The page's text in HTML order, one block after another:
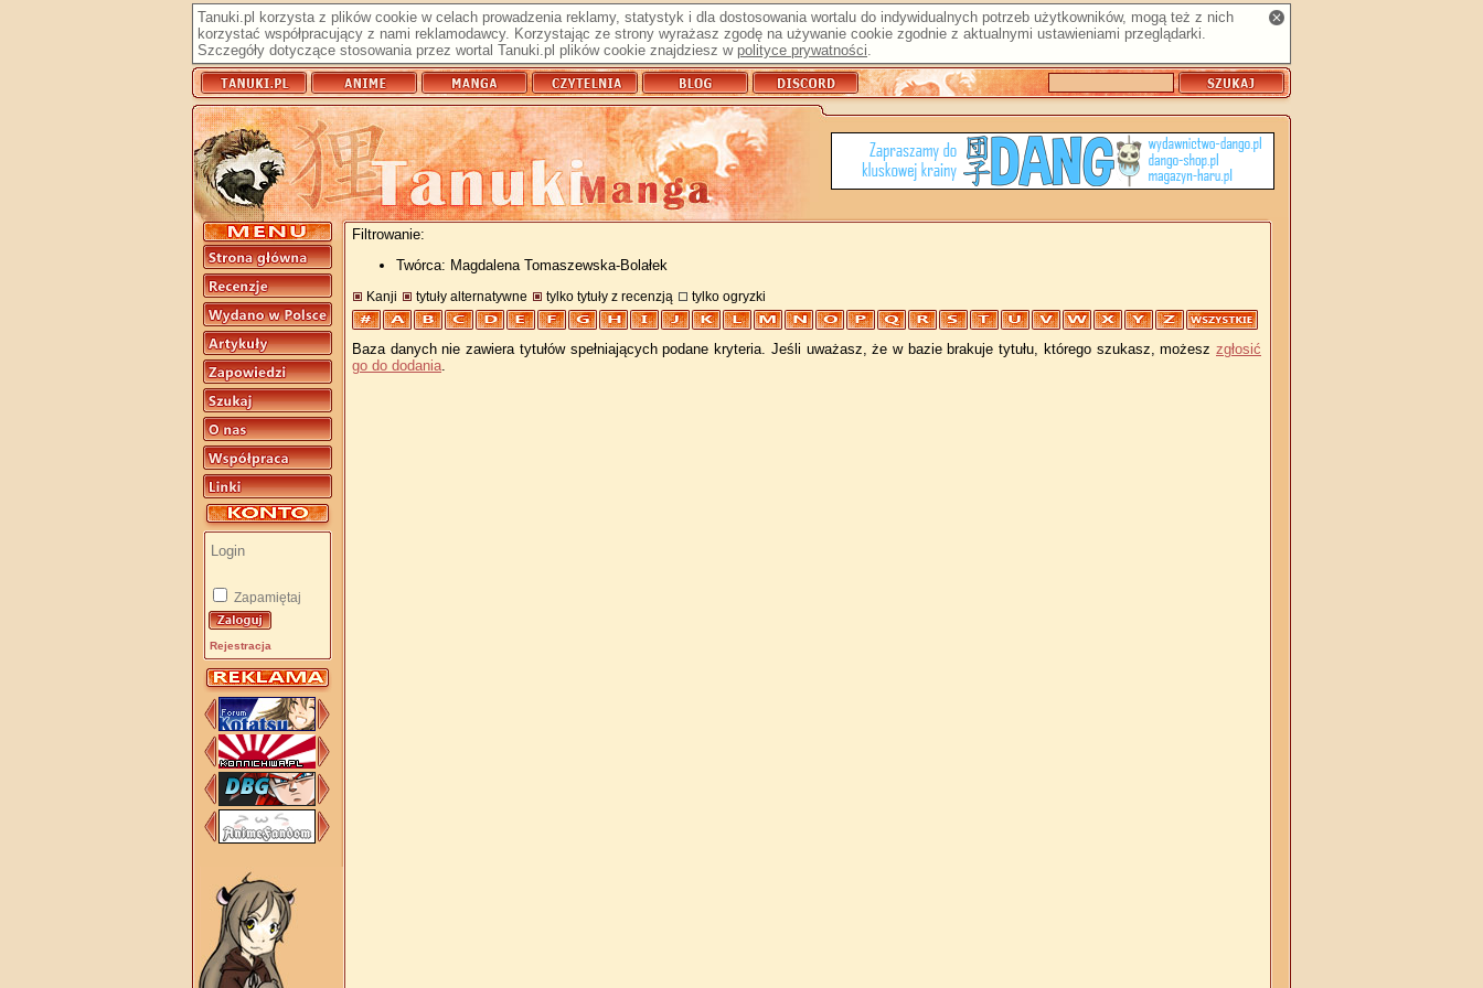
Tanuki.pl korzysta z plików cookie w celach prowadzenia reklamy, statystyk i dla dostosowania wortalu do indywidualnych potrzeb użytkowników, mogą też z nich
korzystać współpracujący z nami reklamodawcy. Korzystając ze strony wyrażasz zgodę na używanie cookie zgodnie z aktualnymi ustawieniami przeglądarki.
Szczegóły dotyczące stosowania przez wortal Tanuki.pl plików cookie znajdziesz w polityce prywatności.
Zapamiętaj
Rejestracja
Filtrowanie:
Twórca: Magdalena Tomaszewska-Bolałek
Kanji tytuły alternatywne tylko tytuły z recenzją tylko ogryzki
Baza danych nie zawiera tytułów spełniających podane kryteria. Jeśli uważasz, że w bazie brakuje tytułu, którego szukasz, możesz zgłosić
go do dodania.